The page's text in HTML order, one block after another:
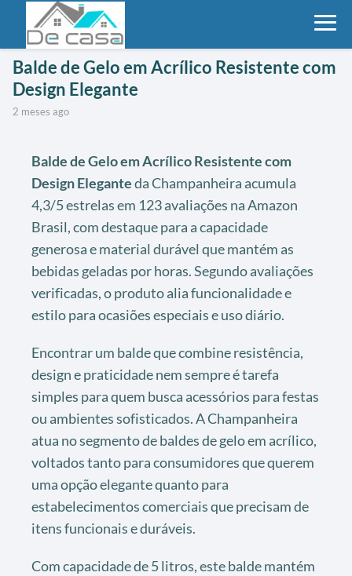
Balde de Gelo em Acrílico Resistente com
Design Elegante
2 meses ago
Balde de Gelo em Acrílico Resistente com
Design Eleganteda Champanheira acumula
4,3/5 estrelas em 123 avaliações na Amazon
Brasil, com destaque para a capacidade
generosa e material durável que mantém as
bebidas geladas por horas. Segundo avaliações
verificadas, o produto alia funcionalidade e
estilo para ocasiões especiais e uso diário.
Encontrar um balde que combine resistência,
design e praticidade nem sempre é tarefa
simples para quem busca acessórios para festas
ou ambientes sofisticados. A Champanheira
atua no segmento de baldes de gelo em acrílico,
voltados tanto para consumidores que querem
uma opção elegante quanto para
estabelecimentos comerciais que precisam de
itens funcionais e duráveis.
Com capacidade de 5 litros, este balde mantém